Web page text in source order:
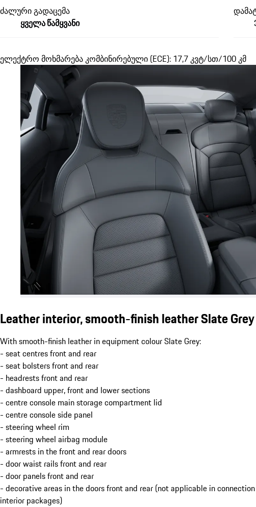
ძალური გადაცემა
ყველა წამყვანი
ელექტრო მოხმარება კომბინირებული (ECE): 17,7 კვტ/სთ/100 კმ
Leather interior, smooth-finish leather Slate Grey
With smooth-finish leather in equipment colour Slate Grey:
- seat centres front and rear
- seat bolsters front and rear
- headrests front and rear
- dashboard upper, front and lower sections
- centre console main storage compartment lid
- centre console side panel
- steering wheel rim
- steering wheel airbag module
- armrests in the front and rear doors
- door waist rails front and rear
- door panels front and rear
- decorative areas in the doors front and rear (not applicable in
interior packages)